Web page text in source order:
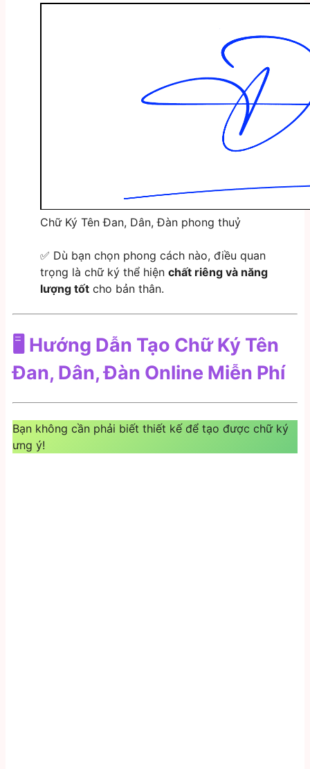
Chữ Ký Tên Đan, Dân, Đàn phong thuỷ
✅ Dù bạn chọn phong cách nào, điều quan
trọng là chữ ký thể hiện chất riêng và năng
lượng tốt cho bản thân.
🖥️ Hướng Dẫn Tạo Chữ Ký Tên
Đan, Dân, Đàn Online Miễn Phí
Bạn không cần phải biết thiết kế để tạo được chữ ký
ưng ý!